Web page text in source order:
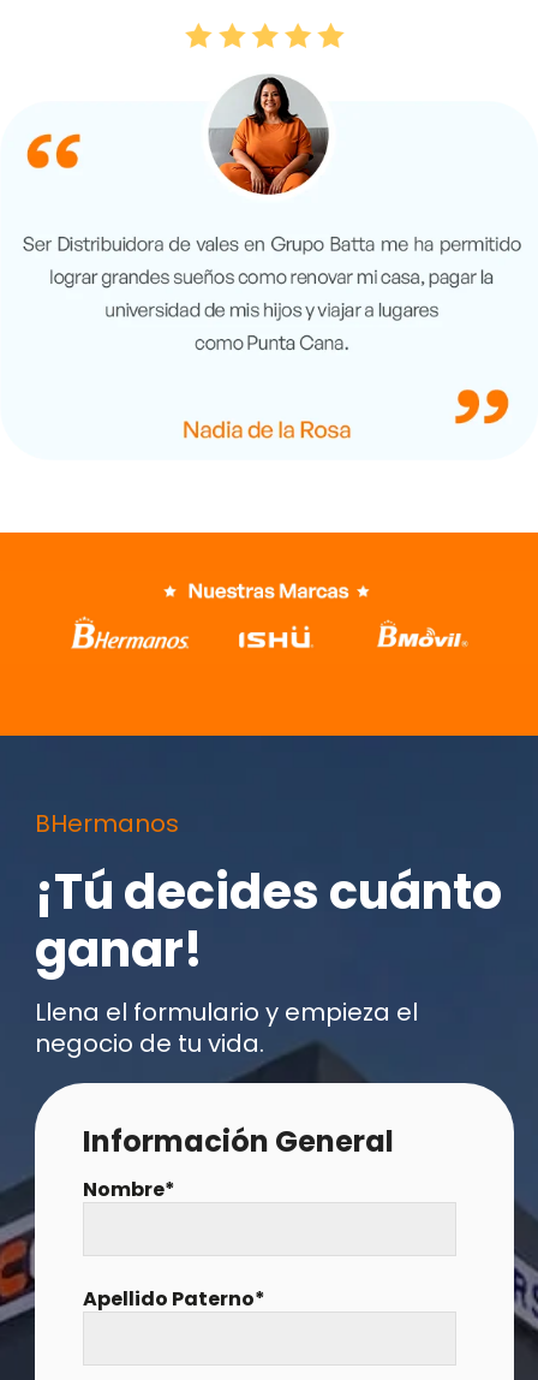
BHermanos
¡Tú decides cuánto
ganar!
Llena el formulario y empieza el
negocio de tu vida.
Información General
Nombre*
Apellido Paterno*